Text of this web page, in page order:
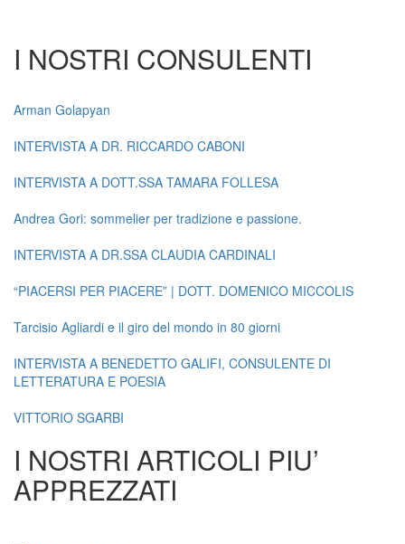
I NOSTRI CONSULENTI
Arman Golapyan
INTERVISTA A DR. RICCARDO CABONI
INTERVISTA A DOTT.SSA TAMARA FOLLESA
Andrea Gori: sommelier per tradizione e passione.
INTERVISTA A DR.SSA CLAUDIA CARDINALI
“PIACERSI PER PIACERE” | DOTT. DOMENICO MICCOLIS
Tarcisio Agliardi e il giro del mondo in 80 giorni
INTERVISTA A BENEDETTO GALIFI, CONSULENTE DI
LETTERATURA E POESIA
VITTORIO SGARBI
I NOSTRI ARTICOLI PIU’
APPREZZATI